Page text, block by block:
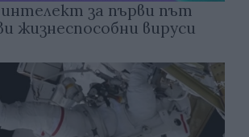
за първи път
жизнеспособни вируси